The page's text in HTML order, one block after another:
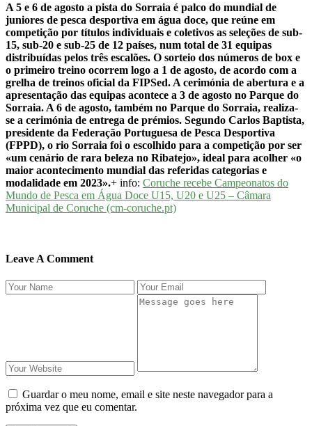
A 5 e 6 de agosto a pista do Sorraia é palco do mundial de
juniores de pesca desportiva em água doce, que reúne em
competição por títulos individuais e coletivos as seleções de sub-
15, sub-20 e sub-25 de 12 países, num total de 31 equipas
distribuídas pelos três escalões. O sorteio dos números de box e
o primeiro treino ocorrem logo a 1 de agosto, de acordo com a
grelha de treinos oficial da FIPSed. A cerimónia de abertura e a
apresentação das equipas acontece a 3 de agosto no Parque do
Sorraia. A 6 de agosto, também no Parque do Sorraia, realiza-
se a cerimónia de entrega de prémios. Segundo Carlos Baptista,
presidente da Federação Portuguesa de Pesca Desportiva
(FPPD), o rio Sorraia foi o escolhido para a competição por ser
«um cenário de rara beleza no Ribatejo», ideal para acolher «o
maior acontecimento mundial das referidas categorias e
modalidade em 2023».+ info: Coruche recebe Campeonatos do
Mundo de Pesca em Água Doce U15, U20 e U25 – Câmara
Municipal de Coruche (cm-coruche.pt)
Leave A Comment
Guardar o meu nome, email e site neste navegador para a
próxima vez que eu comentar.